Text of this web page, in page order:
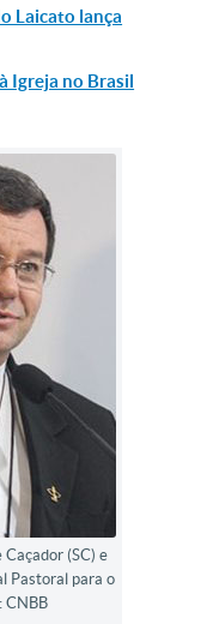
Laicato lança
Igreja no Brasil
(SC) e
Pastoral para o
CNBB